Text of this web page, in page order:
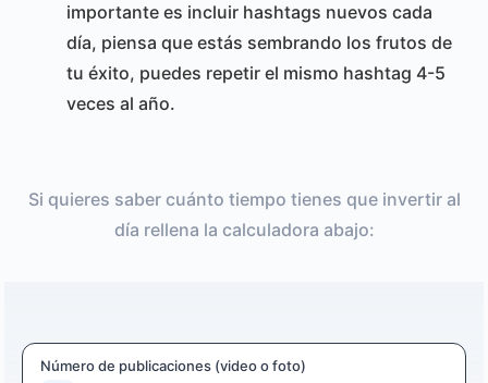
importante es incluir hashtags nuevos cada
día, piensa que estás sembrando los frutos de
tu éxito, puedes repetir el mismo hashtag 4-5
veces al año.
Si quieres saber cuánto tiempo tienes que invertir al
día rellena la calculadora abajo:
Número de publicaciones (video o foto)